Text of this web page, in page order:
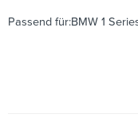
Passend für:BMW 1